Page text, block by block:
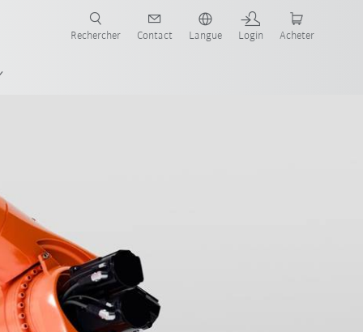
Rechercher Contact Langue Login Acheter